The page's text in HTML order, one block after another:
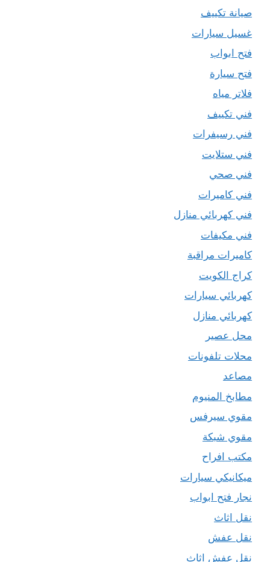
صيانة تكييف
غسيل سيارات
فتح ابواب
فتح سيارة
فلاتر مياه
فني تكييف
فني رسيفرات
فني ستلايت
فني صحي
فني كاميرات
فني كهربائي منازل
فني مكيفات
كاميرات مراقبة
كراج الكويت
كهربائي سيارات
كهربائي منازل
محل عصير
محلات تلفونات
مصاعد
مطابخ المنيوم
مقوي سيرفس
مقوي شبكة
مكتب افراح
ميكانيكي سيارات
نجار فتح ابواب
نقل اثاث
نقل عفش
نقل عفش اثاث